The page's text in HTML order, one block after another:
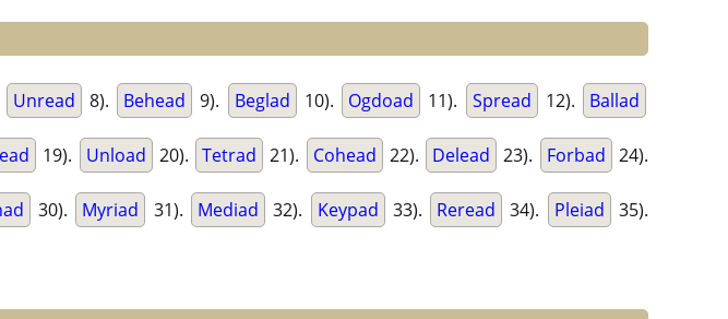
Unread 8). Behead 9). Beglad 10). Ogdoad 11). Spread 12). Ballad
19). Unload 20). Tetrad 21). Cohead 22). Delead 23). Forbad 24).
30). Myriad 31). Mediad 32). Keypad 33). Reread 34). Pleiad 35).